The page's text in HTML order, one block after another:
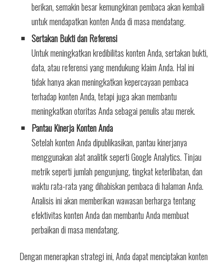
berikan, semakin besar kemungkinan pembaca akan kembali
untuk mendapatkan konten Anda di masa mendatang.
Sertakan Bukti dan Referensi
Untuk meningkatkan kredibilitas konten Anda, sertakan bukti,
data, atau referensi yang mendukung klaim Anda. Hal ini
tidak hanya akan meningkatkan kepercayaan pembaca
terhadap konten Anda, tetapi juga akan membantu
meningkatkan otoritas Anda sebagai penulis atau merek.
Pantau Kinerja Konten Anda
Setelah konten Anda dipublikasikan, pantau kinerjanya
menggunakan alat analitik seperti Google Analytics. Tinjau
metrik seperti jumlah pengunjung, tingkat keterlibatan, dan
waktu rata-rata yang dihabiskan pembaca di halaman Anda.
Analisis ini akan memberikan wawasan berharga tentang
efektivitas konten Anda dan membantu Anda membuat
perbaikan di masa mendatang.
Dengan menerapkan strategi ini, Anda dapat menciptakan konten